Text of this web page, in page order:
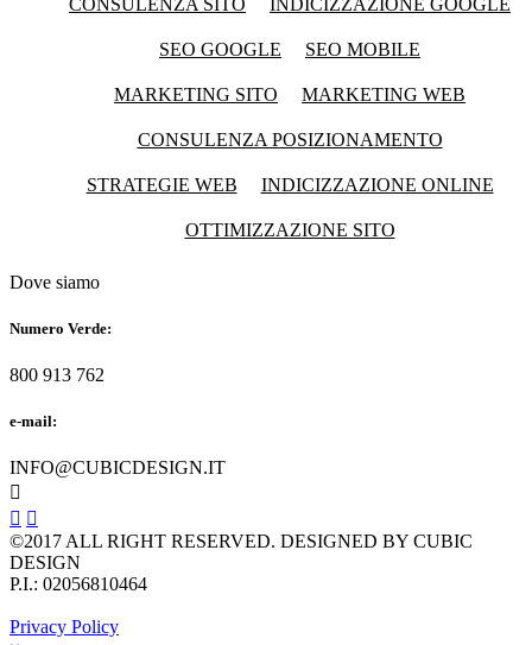
SEO GOOGLE SEO MOBILE
MARKETING SITO MARKETING WEB
CONSULENZA POSIZIONAMENTO
STRATEGIE WEB INDICIZZAZIONE ONLINE
OTTIMIZZAZIONE SITO
Dove siamo
Numero Verde:
800 913 762
e-mail:
INFO@CUBICDESIGN.IT

 
©2017 ALL RIGHT RESERVED. DESIGNED BY CUBIC
DESIGN
P.I.: 02056810464
Privacy Policy